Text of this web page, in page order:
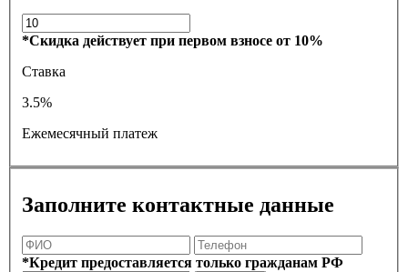
*Скидка действует при первом взносе от 10%
Ставка
3.5%
Ежемесячный платеж
Заполните контактные данные
*Кредит предоставляется только гражданам РФ